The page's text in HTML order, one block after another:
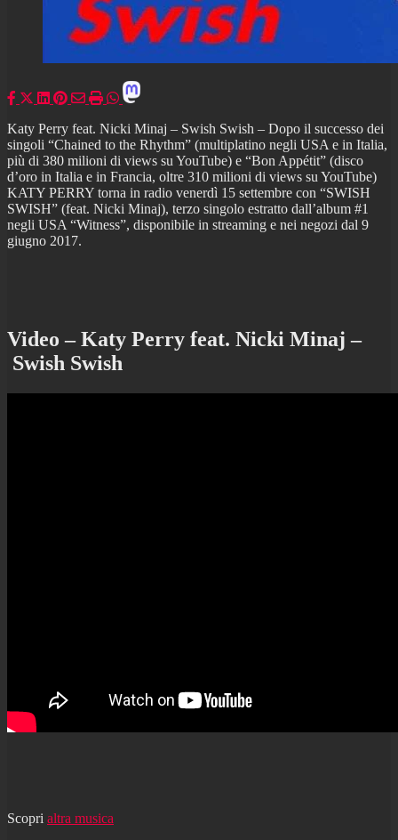
Katy Perry feat. Nicki Minaj – Swish Swish – Dopo il successo dei
singoli “Chained to the Rhythm” (multiplatino negli USA e in Italia,
più di 380 milioni di views su YouTube) e “Bon Appétit” (disco
d’oro in Italia e in Francia, oltre 310 milioni di views su YouTube)
KATY PERRY torna in radio venerdì 15 settembre con “SWISH
SWISH” (feat. Nicki Minaj), terzo singolo estratto dall’album #1
negli USA “Witness”, disponibile in streaming e nei negozi dal 9
giugno 2017.
Video – Katy Perry feat. Nicki Minaj –
Swish Swish
Scopri altra musica